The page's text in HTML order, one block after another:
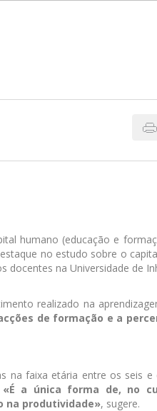
humano (educação e
no estudo sobre o
docentes na Universidade de
realizado na
de formação e a
na faixa etária entre os seis e
«É a única forma de, no
na produtividade», sugere.